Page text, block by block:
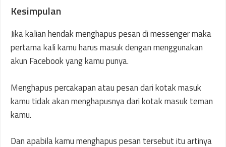
Kesimpulan
Jika kalian hendak menghapus pesan di messenger maka
pertama kali kamu harus masuk dengan menggunakan
akun Facebook yang kamu punya.
Menghapus percakapan atau pesan dari kotak masuk
kamu tidak akan menghapusnya dari kotak masuk teman
kamu.
Dan apabila kamu menghapus pesan tersebut itu artinya